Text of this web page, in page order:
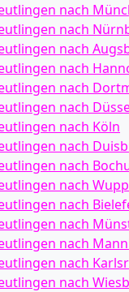
nach
nach
nach
nach
nach
nach
nach Köln
nach
nach
nach
nach
nach
nach
nach
nach